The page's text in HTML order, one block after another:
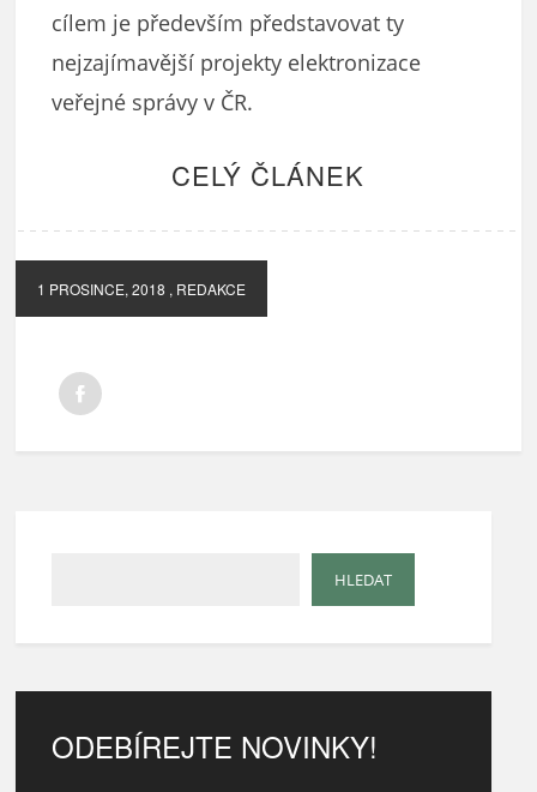
cílem je především představovat ty
nejzajímavější projekty elektronizace
veřejné správy v ČR.
CELÝ ČLÁNEK
1 PROSINCE, 2018 , REDAKCE
ODEBÍREJTE NOVINKY!